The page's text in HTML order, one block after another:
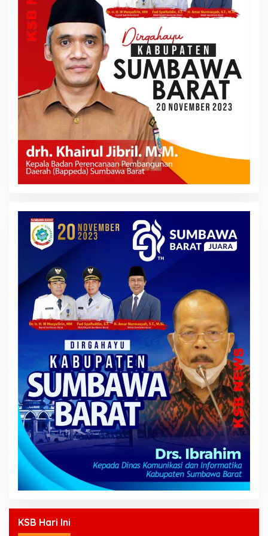
KSB Hari Ini